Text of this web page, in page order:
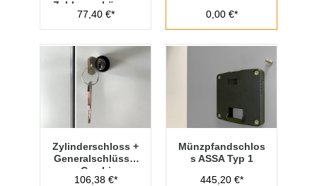
Zahlenvorhänges
chloss Typ 1
77,40 €*
0,00 €*
Zylinderschloss +
Generalschlüssel
- Cambio
106,38 €*
Münzpfandschlos
s ASSA Typ 1
445,20 €*